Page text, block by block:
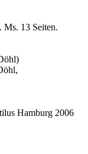
13 Seiten.
Hamburg 2006